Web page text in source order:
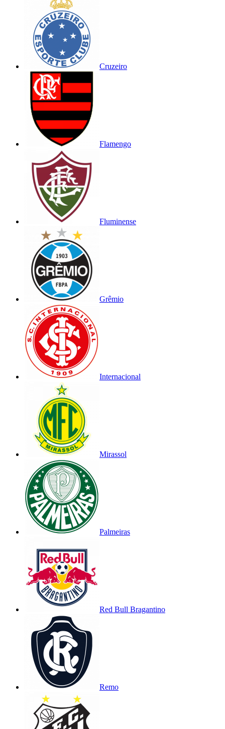
Cruzeiro
Flamengo
Fluminense
Grêmio
Internacional
Mirassol
Palmeiras
Red Bull Bragantino
Remo